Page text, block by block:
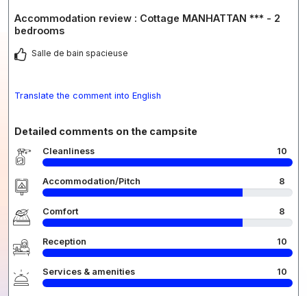
Accommodation review : Cottage MANHATTAN *** - 2
bedrooms
Salle de bain spacieuse
Translate the comment into English
Detailed comments on the campsite
Cleanliness 10
Accommodation/Pitch 8
Comfort 8
Reception 10
Services & amenities 10